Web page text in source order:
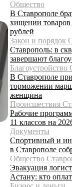
Общество
В Ставрополе
хищении
рублей
Закон и порядок
Ставрополь: в
завершают
Благоустройство
В Ставрополе
торможении
женщина
Происшествия
Рабочие
11 классов на
Документы
Спортивный и
в Ставрополе
Общество
Эвакуация
Астану: кто